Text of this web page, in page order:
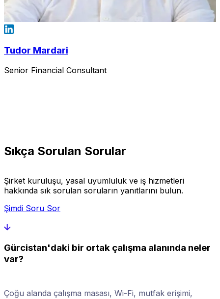
Tudor Mardari
Senior Financial Consultant
Sıkça Sorulan Sorular
Şirket kuruluşu, yasal uyumluluk ve iş hizmetleri
hakkında sık sorulan soruların yanıtlarını bulun.
Şimdi Soru Sor
Gürcistan'daki bir ortak çalışma alanında neler
var?
Çoğu alanda çalışma masası, Wi-Fi, mutfak erişimi,